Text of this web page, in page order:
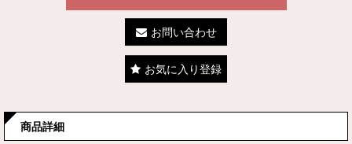
お問い合わせ
お気に入り登録
商品詳細